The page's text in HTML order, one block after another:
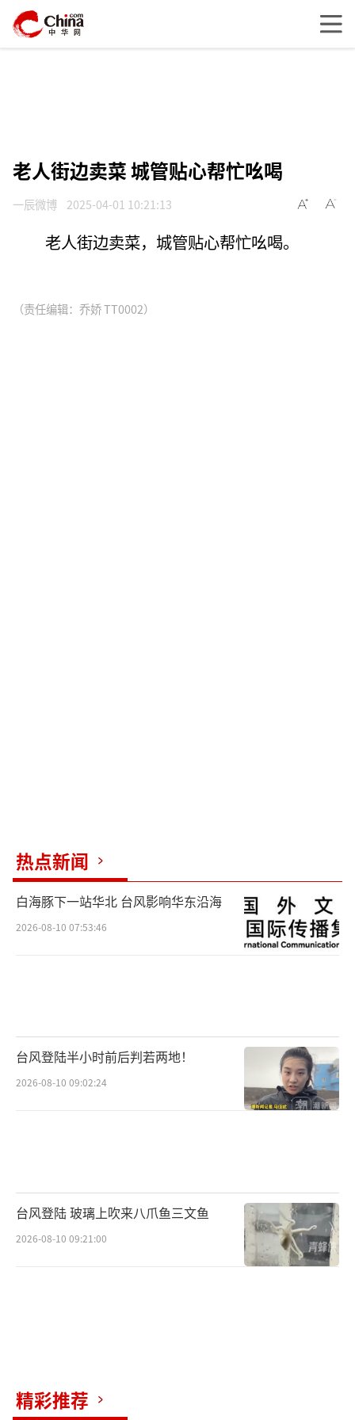
老人街边卖菜 城管贴心帮忙吆喝
一辰微博 2025-04-01 10:21:13
老人街边卖菜，城管贴心帮忙吆喝。
（责任编辑：乔娇 TT0002）
热点新闻
白海豚下一站华北 台风影响华东沿海
2026-08-10 07:53:46
台风登陆半小时前后判若两地！
2026-08-10 09:02:24
台风登陆 玻璃上吹来八爪鱼三文鱼
2026-08-10 09:21:00
精彩推荐